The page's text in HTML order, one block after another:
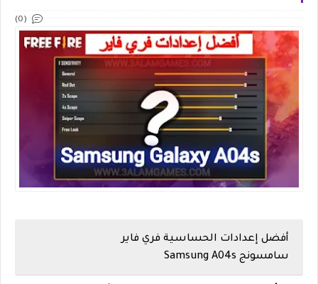
(0)
أفضل إعدادات الحساسية فري فاير
سامسونج Samsung A04s